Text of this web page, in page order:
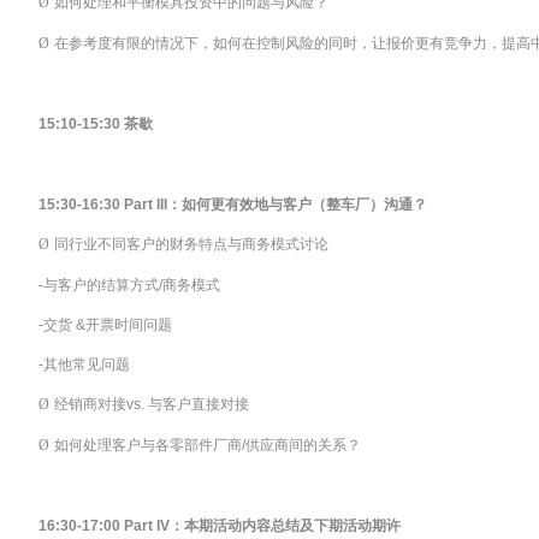
Ø 在参考度有限的情况下，如何在控制风险的同时，让报价更有竞争力，提高
15:10-15:30 茶歇
15:30-16:30 Part III ：如何更有效地与客户（整车厂）沟通？
Ø 同行业不同客户的财务特点与商务模式讨论
-与客户的结算方式/商务模式
-交货 &开票时间问题
-其他常见问题
Ø 经销商对接vs. 与客户直接对接
Ø 如何处理客户与各零部件厂商/供应商间的关系？
16:30-17:00 Part IV ：本期活动内容总结及下期活动期许